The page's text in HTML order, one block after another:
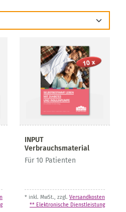
INPUT
Verbrauchsmaterial
Für 10 Patienten
* inkl. MwSt., zzgl. Versandkosten
** Elektronische Dienstleistung